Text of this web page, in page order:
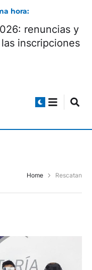
hora:
renuncias y
inscripciones
Home Rescatan